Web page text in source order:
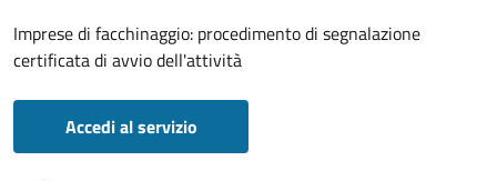
Imprese di facchinaggio: procedimento di segnalazione
certificata di avvio dell'attività
Accedi al servizio